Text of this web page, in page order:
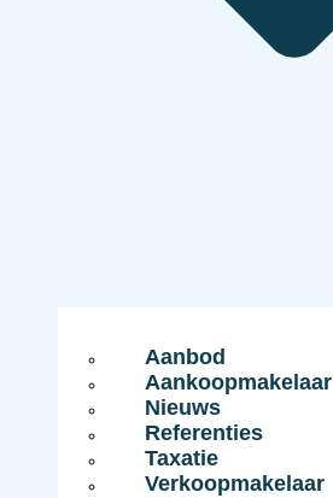
Aanbod
Aankoopmakelaar
Nieuws
Referenties
Taxatie
Verkoopmakelaar